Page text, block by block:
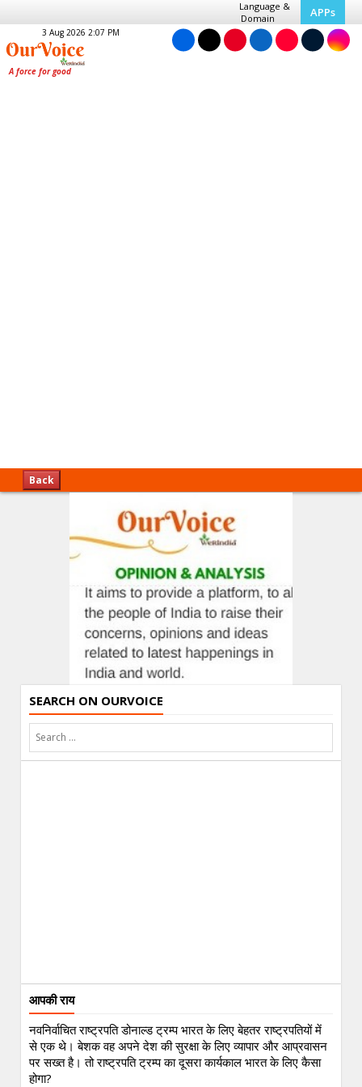
Language &
Domain
APPs
3 Aug 2026 2:07 PM
Back
SEARCH ON OURVOICE
आपकी राय
नवनिर्वाचित राष्ट्रपति डोनाल्ड ट्रम्प भारत के लिए बेहतर राष्ट्रपतियों में
से एक थे। बेशक वह अपने देश की सुरक्षा के लिए व्यापार और आप्रवासन
पर सख्त है। तो राष्ट्रपति ट्रम्प का दूसरा कार्यकाल भारत के लिए कैसा
होगा?